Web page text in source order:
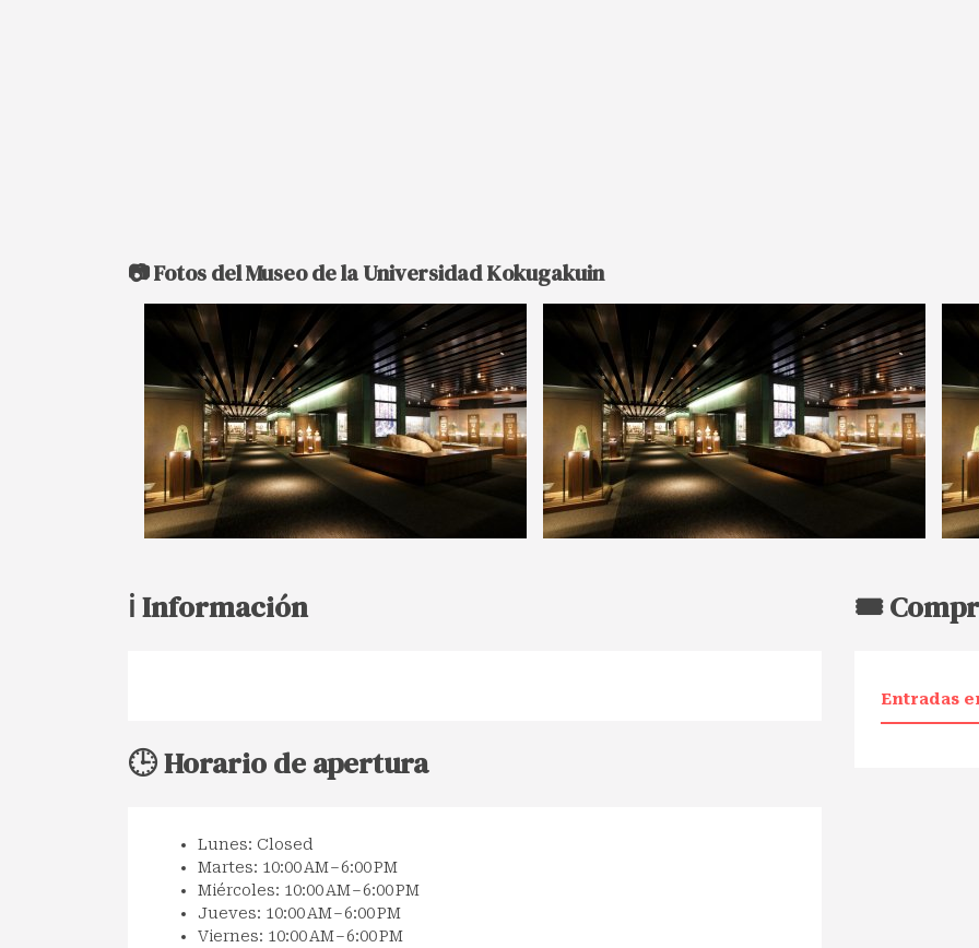
📷 Fotos del Museo de la Universidad Kokugakuin
ℹ️ Información
🕒 Horario de apertura
Lunes: Closed
Martes: 10:00 AM – 6:00 PM
Miércoles: 10:00 AM – 6:00 PM
Jueves: 10:00 AM – 6:00 PM
Viernes: 10:00 AM – 6:00 PM
🎟️
Entradas